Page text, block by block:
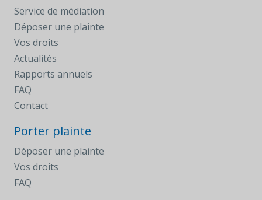
Service de médiation
Déposer une plainte
Vos droits
Actualités
Rapports annuels
FAQ
Contact
Porter plainte
Déposer une plainte
Vos droits
FAQ